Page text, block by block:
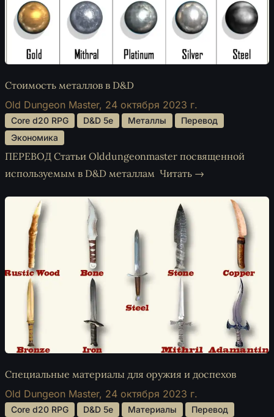
Стоимость металлов в D&D
Old Dungeon Master, 24 октября 2023 г.
Core d20 RPG D&D 5e Металлы
Перевод
Экономика
ПЕРЕВОД Статьи Olddungeonmaster посвященной
используемым в D&D металлам Читать →
Специальные материалы для оружия и доспехов
Old Dungeon Master, 24 октября 2023 г.
Core d20 RPG D&D 5e Материалы Перевод